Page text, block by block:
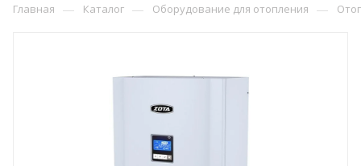
Главная — Каталог — Оборудование для отопления —